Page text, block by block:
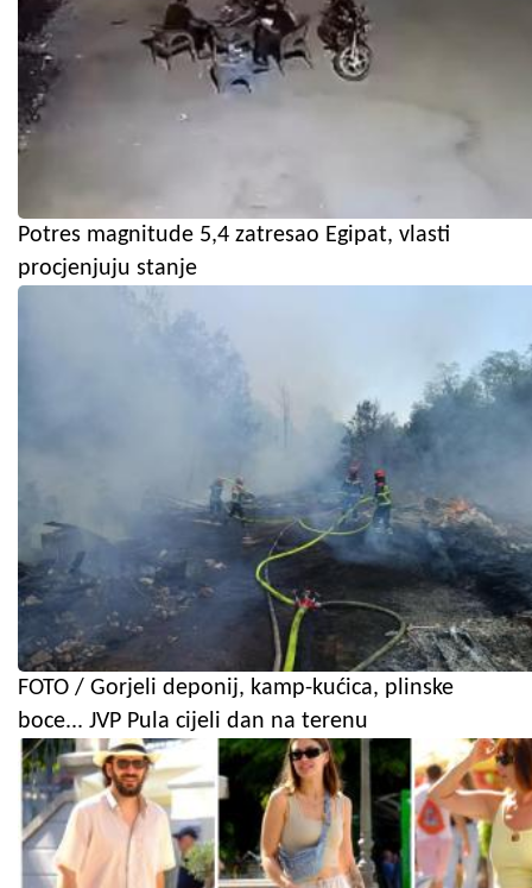
Potres magnitude 5,4 zatresao Egipat, vlasti
procjenjuju stanje
FOTO / Gorjeli deponij, kamp-kućica, plinske
boce... JVP Pula cijeli dan na terenu